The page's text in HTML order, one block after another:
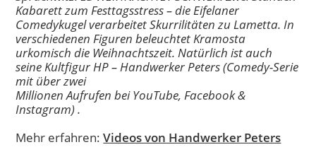
Kabarett zum Festtagsstress – die Eifelaner
Comedykugel verarbeitet Skurrilitäten zu Lametta. In
verschiedenen Figuren beleuchtet Kramosta
urkomisch die Weihnachtszeit. Natürlich ist auch
seine Kultfigur HP – Handwerker Peters (Comedy-Serie
mit über zwei
Millionen Aufrufen bei YouTube, Facebook &
Instagram) .
Mehr erfahren:Videos von Handwerker Peters